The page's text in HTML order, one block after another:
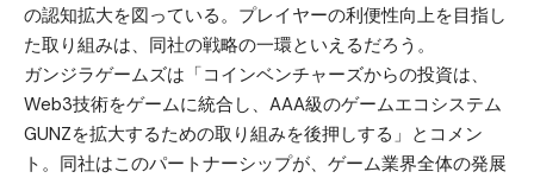
の認知拡大を図っている。プレイヤーの利便性向上を目指し
た取り組みは、同社の戦略の一環といえるだろう。
ガンジラゲームズは「コインベンチャーズからの投資は、
Web3技術をゲームに統合し、AAA級のゲームエコシステム
GUNZを拡大するための取り組みを後押しする」とコメン
ト。同社はこのパートナーシップが、ゲーム業界全体の発展